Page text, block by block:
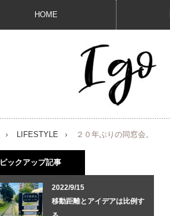
HOME
LIFESTYLE ２０年ぶりの同窓会。
ピックアップ記事
2022/9/15
移動距離とアイデアは比例す